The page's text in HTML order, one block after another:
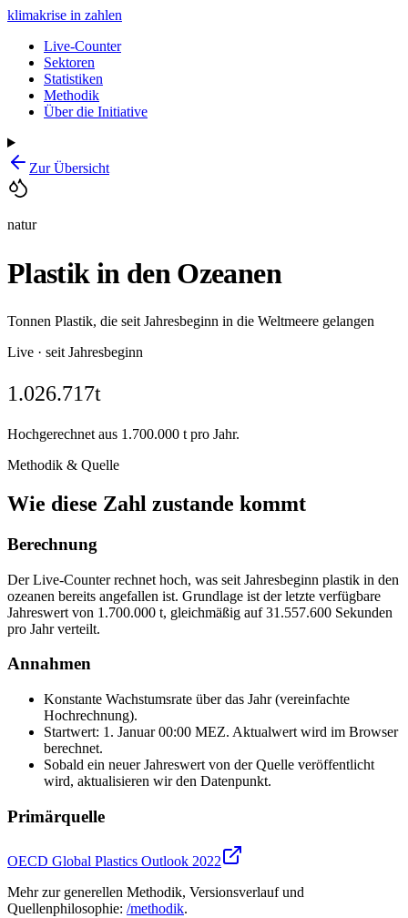
klimakrise in zahlen
Live-Counter
Sektoren
Statistiken
Methodik
Über die Initiative
Zur Übersicht
natur
Plastik in den Ozeanen
Tonnen Plastik, die seit Jahresbeginn in die Weltmeere gelangen
Live · seit Jahresbeginn
1.026.717t
Hochgerechnet aus 1.700.000 t pro Jahr.
Methodik & Quelle
Wie diese Zahl zustande kommt
Berechnung
Der Live-Counter rechnet hoch, was seit Jahresbeginn plastik in den
ozeanen bereits angefallen ist. Grundlage ist der letzte verfügbare
Jahreswert von 1.700.000 t, gleichmäßig auf 31.557.600 Sekunden
pro Jahr verteilt.
Annahmen
Konstante Wachstumsrate über das Jahr (vereinfachte
Hochrechnung).
Startwert: 1. Januar 00:00 MEZ. Aktualwert wird im Browser
berechnet.
Sobald ein neuer Jahreswert von der Quelle veröffentlicht
wird, aktualisieren wir den Datenpunkt.
Primärquelle
OECD Global Plastics Outlook 2022
Mehr zur generellen Methodik, Versionsverlauf und
Quellenphilosophie: /methodik.